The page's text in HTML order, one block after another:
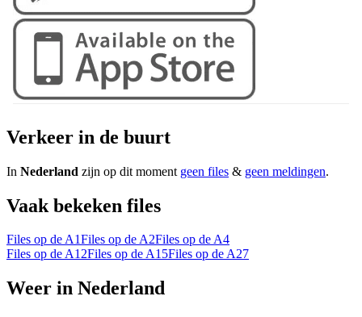
Verkeer in de buurt
In Nederland zijn op dit moment geen files & geen meldingen.
Vaak bekeken files
Files op de A1Files op de A2Files op de A4
Files op de A12Files op de A15Files op de A27
Weer in Nederland